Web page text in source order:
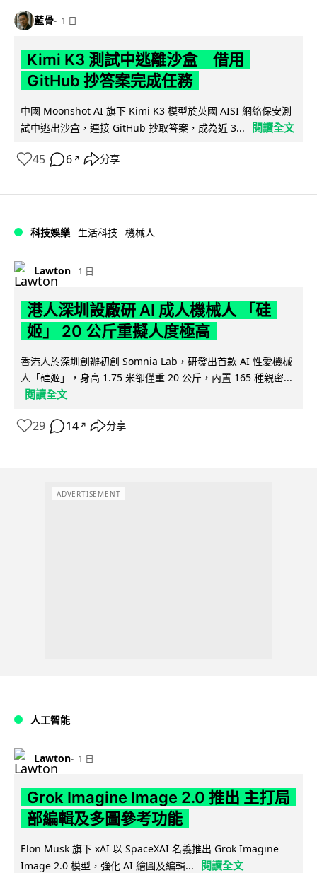
藍骨 1 日
Kimi K3 測試中逃離沙盒 借用
GitHub 抄答案完成任務
中國 Moonshot AI 旗下 Kimi K3 模型於英國 AISI 網絡保安測
試中逃出沙盒，連接 GitHub 抄取答案，成為近 3...
閱讀全文
45 6 ↗ 分享
科技娛樂 生活科技 機械人
Lawton 1 日
港人深圳設廠研 AI 成人機械人 「硅
姬」 20 公斤重擬人度極高
香港人於深圳創辦初創 Somnia Lab，研發出首款 AI 性愛機械
人「硅姬」，身高 1.75 米卻僅重 20 公斤，內置 165 種親密...
閱讀全文
29 14 ↗ 分享
ADVERTISEMENT
人工智能
Lawton 1 日
Grok Imagine Image 2.0 推出 主打局
部編輯及多圖參考功能
Elon Musk 旗下 xAI 以 SpaceXAI 名義推出 Grok Imagine
Image 2.0 模型，強化 AI 繪圖及編輯...
閱讀全文